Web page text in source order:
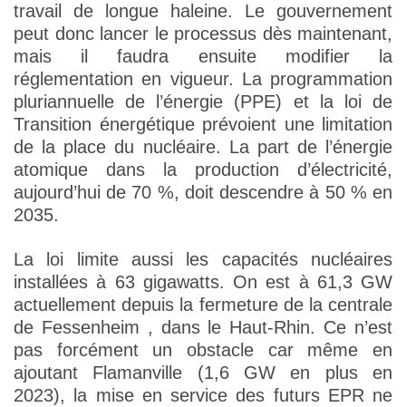
travail de longue haleine. Le gouvernement
peut donc lancer le processus dès maintenant,
mais il faudra ensuite modifier la
réglementation en vigueur. La programmation
pluriannuelle de l’énergie (PPE) et la loi de
Transition énergétique prévoient une limitation
de la place du nucléaire. La part de l’énergie
atomique dans la production d’électricité,
aujourd’hui de 70 %, doit descendre à 50 % en
2035.
La loi limite aussi les capacités nucléaires
installées à 63 gigawatts. On est à 61,3 GW
actuellement depuis la fermeture de la centrale
de Fessenheim , dans le Haut-Rhin. Ce n’est
pas forcément un obstacle car même en
ajoutant Flamanville (1,6 GW en plus en
2023), la mise en service des futurs EPR ne